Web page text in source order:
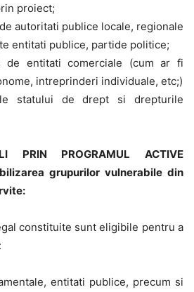
proiect;
autoritati publice locale, regionale
entitati publice, partide politice;
de entitati comerciale (cum ar fi
intreprinderi individuale, etc;)
statului de drept si drepturile
PRIN PROGRAMUL ACTIVE
grupurilor vulnerabile din
:
constituite sunt eligibile pentru a
entitati publice, precum si